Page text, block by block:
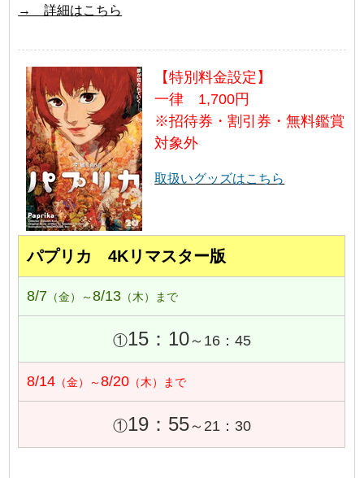
→ 詳細はこちら
【特別料金設定】
一律 1,700円
※招待券・割引券・無料鑑賞
対象外
取扱いグッズはこちら
パプリカ 4Kリマスター版
8/7 （金）～8/13 （木）まで
①15：10～16：45
8/14 （金）～8/20 （木）まで
①19：55～21：30